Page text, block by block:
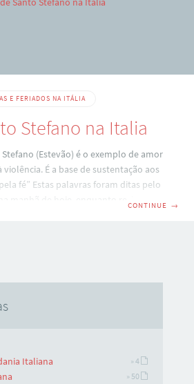
E FERIADOS NA ITÁLIA
Stefano na Italia
(Estevão) é o exemplo de amor
É a base de sustentação aos
fé” Estas palavras foram ditas pelo
CONTINUE →
Italiana » 4
» 50